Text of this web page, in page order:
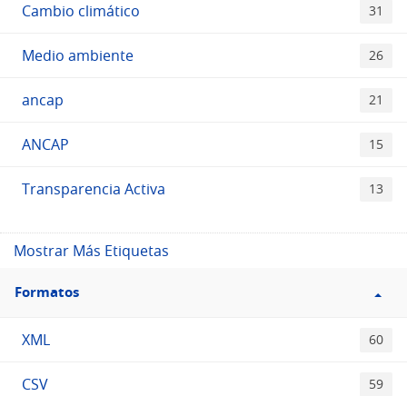
Cambio climático 31
Medio ambiente 26
ancap 21
ANCAP 15
Transparencia Activa 13
Mostrar Más Etiquetas
Filtro
Formatos
Formatos
XML 60
CSV 59